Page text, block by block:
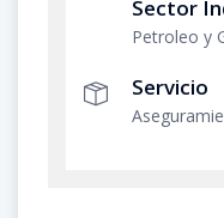
Sector
Petroleo y
Servicio